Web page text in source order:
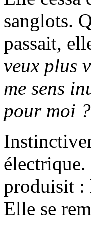
sanglots.
passait,
veux plus
me sens
pour moi
électrique.
produisit :
Elle se